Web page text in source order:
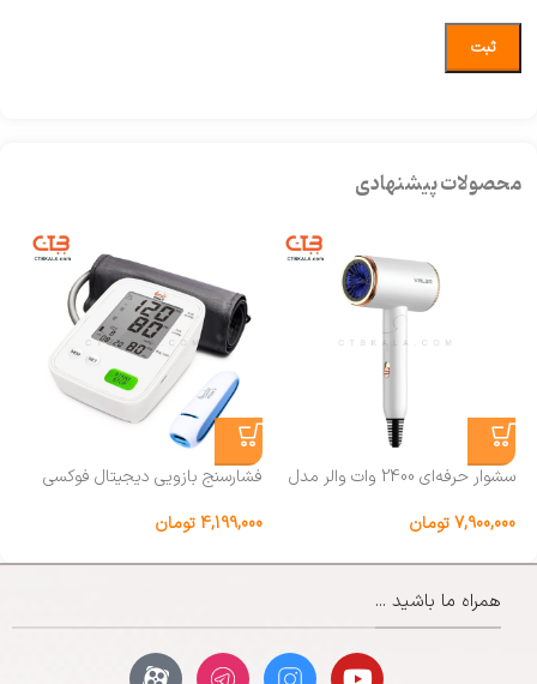
محصولات پیشنهادی
سشوار حرفه‌ای 2400 وات والر مدل
7,900,000تومان
فشارسنج بازویی دیجیتال فوکسی
4,199,000تومان
همراه ما باشید ...